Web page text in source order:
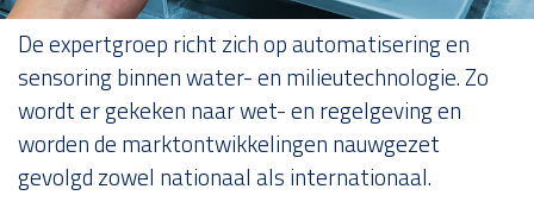
Over ons
De expertgroep richt zich op automatisering en
sensoring binnen water- en milieutechnologie. Zo
wordt er gekeken naar wet- en regelgeving en
worden de marktontwikkelingen nauwgezet
gevolgd zowel nationaal als internationaal.